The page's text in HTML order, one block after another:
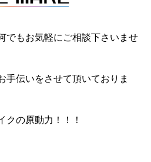
でもお気軽にご相談下さいませ
手伝いをさせて頂いておりま
クの原動力！！！